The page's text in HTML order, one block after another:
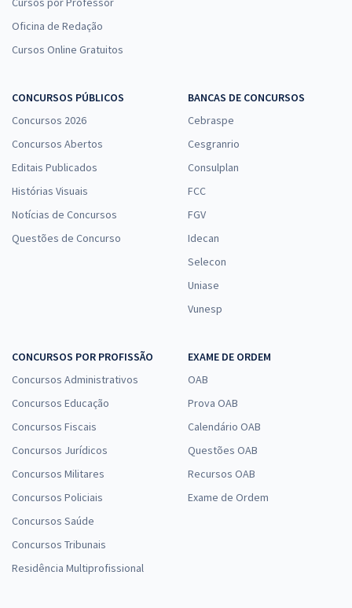
Oficina de Redação
Cursos Online Gratuitos
CONCURSOS PÚBLICOS
Concursos 2026
Concursos Abertos
Editais Publicados
Histórias Visuais
Notícias de Concursos
Questões de Concurso
BANCAS DE CONCURSOS
Cebraspe
Cesgranrio
Consulplan
FCC
FGV
Idecan
Selecon
Uniase
Vunesp
CONCURSOS POR PROFISSÃO
Concursos Administrativos
Concursos Educação
Concursos Fiscais
Concursos Jurídicos
Concursos Militares
Concursos Policiais
Concursos Saúde
Concursos Tribunais
Residência Multiprofissional
EXAME DE ORDEM
OAB
Prova OAB
Calendário OAB
Questões OAB
Recursos OAB
Exame de Ordem